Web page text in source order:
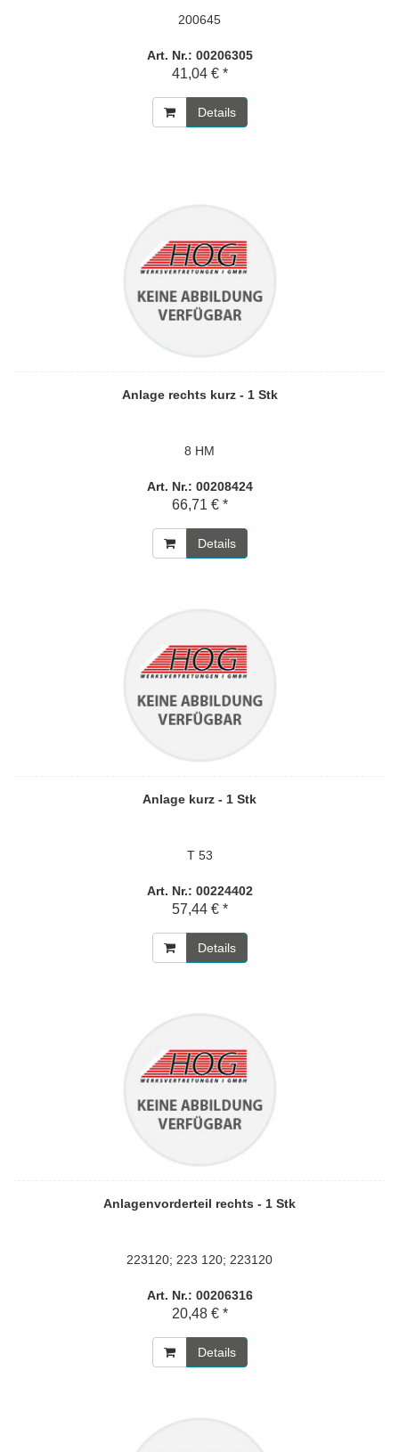
200645
Art. Nr.: 00206305
41,04 € *
Details
Anlage rechts kurz - 1 Stk
8 HM
Art. Nr.: 00208424
66,71 € *
Details
Anlage kurz - 1 Stk
T 53
Art. Nr.: 00224402
57,44 € *
Details
Anlagenvorderteil rechts - 1 Stk
223120; 223 120; 223120
Art. Nr.: 00206316
20,48 € *
Details